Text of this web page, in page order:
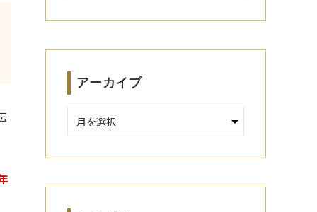
アーカイブ
ー
イ